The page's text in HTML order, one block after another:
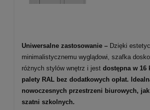
Uniwersalne zastosowanie – Dzięki
minimalistycznemu wyglądowi, szafka
różnych stylów wnętrz i jest dostępna w 16
palety RAL bez dodatkowych opłat.
nowoczesnych przestrzeni biurowych,
szatni szkolnych.